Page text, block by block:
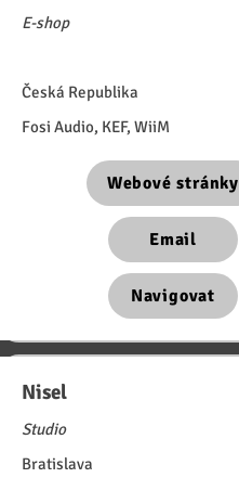
E-shop
Česká Republika
Fosi Audio, KEF, WiiM
Webové stránky
Email
Navigovat
Nisel
Studio
Bratislava